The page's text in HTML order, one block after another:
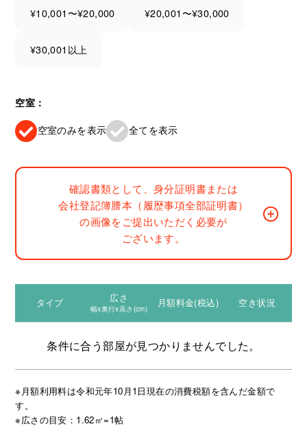
¥10,001〜¥20,000 ¥20,001〜¥30,000
¥30,001以上
空室：
空室のみを表示 全てを表示
確認書類として、身分証明書または
会社登記簿謄本（履歴事項全部証明書）
の画像をご提出いただく必要が
ございます。
タイプ 広さ
幅x奥行x高さ(cm) 月額料金(税込) 空き状況
条件に合う部屋が見つかりませんでした。
※月額利用料は令和元年10月1日現在の消費税額を含んだ金額で
す。
※広さの目安：1.62㎡=1帖